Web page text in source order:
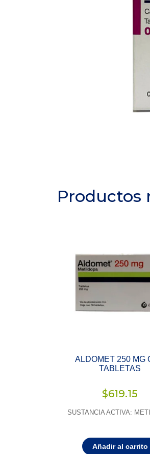
Productos
ALDOMET 250 MG
TABLETAS
$619.15
SUSTANCIA ACTIVA:
Añadir al carrito